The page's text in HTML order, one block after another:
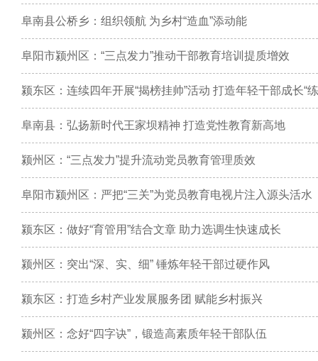
阜南县公桥乡：组织领航 为乡村“造血”添动能
阜阳市颍州区：“三点发力”推动干部教育培训提质增效
颍东区：连续四年开展“揭榜挂帅”活动 打造年轻干部成长“
阜南县：弘扬新时代王家坝精神 打造党性教育新高地
颍州区：“三点发力”提升流动党员教育管理质效
阜阳市颍州区：严把“三关”为党员教育电视片注入源头活水
颍东区：做好“育管用”结合文章 助力选调生快速成长
颍州区：突出“深、实、细” 锤炼年轻干部过硬作风
颍东区：打造乡村产业发展服务团 赋能乡村振兴
颍州区：念好“四字诀”，锻造高素质年轻干部队伍